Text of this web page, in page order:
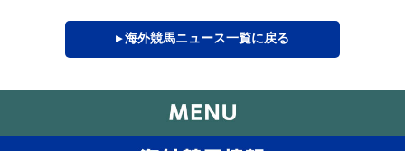
▸ 海外競馬ニュース一覧に戻る